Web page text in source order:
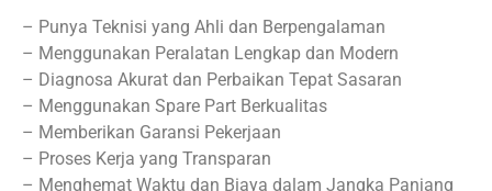
– Punya Teknisi yang Ahli dan Berpengalaman
– Menggunakan Peralatan Lengkap dan Modern
– Diagnosa Akurat dan Perbaikan Tepat Sasaran
– Menggunakan Spare Part Berkualitas
– Memberikan Garansi Pekerjaan
– Proses Kerja yang Transparan
– Menghemat Waktu dan Biaya dalam Jangka Panjang